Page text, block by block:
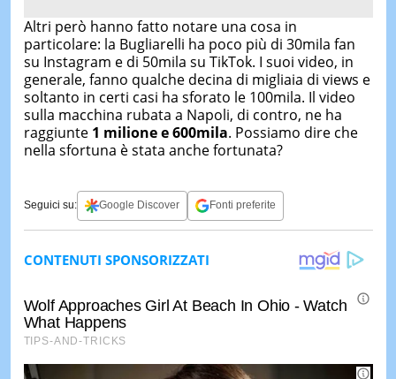
Altri però hanno fatto notare una cosa in
particolare: la Bugliarelli ha poco più di 30mila fan
su Instagram e di 50mila su TikTok. I suoi video, in
generale, fanno qualche decina di migliaia di views e
soltanto in certi casi ha sforato le 100mila. Il video
sulla macchina rubata a Napoli, di contro, ne ha
raggiunte 1 milione e 600mila. Possiamo dire che
nella sfortuna è stata anche fortunata?
Seguici su: Google Discover Fonti preferite